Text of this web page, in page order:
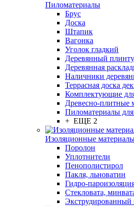
Пиломатериалы
Брус
Доска
Штапик
Вагонка
Уголок гладкий
Деревянный
Деревянная
Наличники
Террасная доска
Комплектующие
Древесно-плитные
Пиломатериалы
+ ЕЩЕ 2
Изоляционные
Поролон
Уплотнители
Пенополистирол
Пакля, льноватин
Гидро-
Стекловата,
Экструдированный